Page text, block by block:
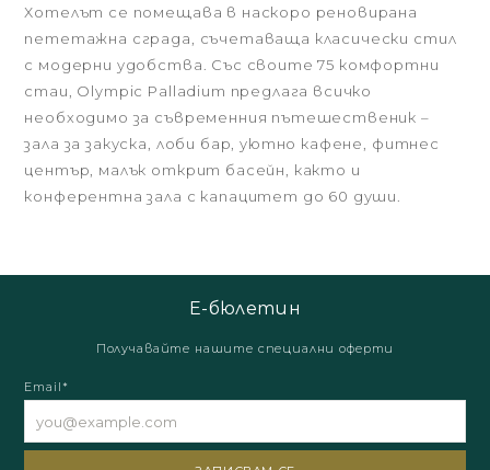
Хотелът се помещава в наскоро реновирана
пететажна сграда, съчетаваща класически стил
с модерни удобства. Със своите 75 комфортни
стаи, Olympic Palladium предлага всичко
необходимо за съвременния пътешественик –
зала за закуска, лоби бар, уютно кафене, фитнес
център, малък открит басейн, както и
конферентна зала с капацитет до 60 души.
Е-бюлетин
Получавайте нашите специални оферти
Email*